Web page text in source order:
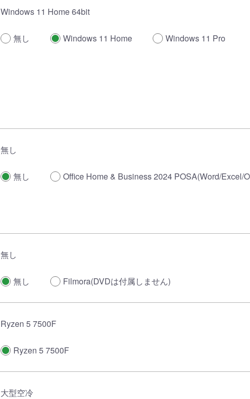
Windows 11 Home 64bit
無し Windows 11 Home Windows 11 Pro
無し
無し Office Home & Business 2024 POSA(Word/Excel/
無し
無し Filmora(DVDは付属しません)
Ryzen 5 7500F
Ryzen 5 7500F
大型空冷